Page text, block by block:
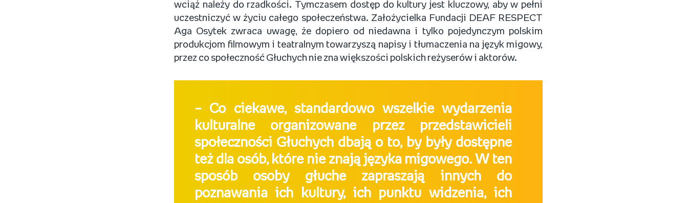
wciąż należy do rzadkości. Tymczasem dostęp do kultury jest kluczowy, aby w pełni
uczestniczyć w życiu całego społeczeństwa. Założycielka Fundacji DEAF RESPECT
Aga Osytek zwraca uwagę, że dopiero od niedawna i tylko pojedynczym polskim
produkcjom filmowym i teatralnym towarzyszą napisy i tłumaczenia na język migowy,
przez co społeczność Głuchych nie zna większości polskich reżyserów i aktorów.
– Co ciekawe, standardowo wszelkie wydarzenia
kulturalne organizowane przez przedstawicieli
społeczności Głuchych dbają o to, by były dostępne
też dla osób, które nie znają języka migowego. W ten
sposób osoby głuche zapraszają innych do
poznawania ich kultury, ich punktu widzenia, ich